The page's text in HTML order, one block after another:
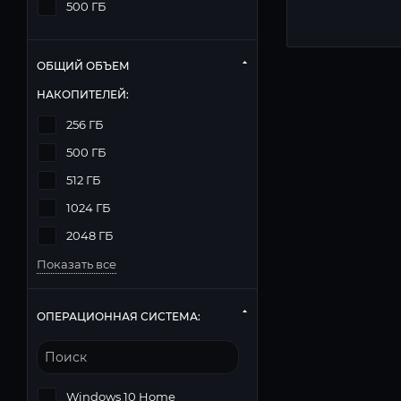
500 ГБ
ОБЩИЙ ОБЪЕМ
НАКОПИТЕЛЕЙ:
256 ГБ
500 ГБ
512 ГБ
1024 ГБ
2048 ГБ
Показать все
ОПЕРАЦИОННАЯ СИСТЕМА:
Windows 10 Home